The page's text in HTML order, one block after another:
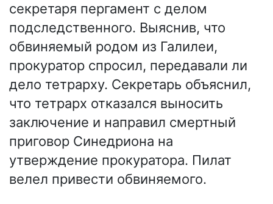
секретаря пергамент с делом
подследственного. Выяснив, что
обвиняемый родом из Галилеи,
прокуратор спросил, передавали ли
дело тетрарху. Секретарь объяснил,
что тетрарх отказался выносить
заключение и направил смертный
приговор Синедриона на
утверждение прокуратора. Пилат
велел привести обвиняемого.